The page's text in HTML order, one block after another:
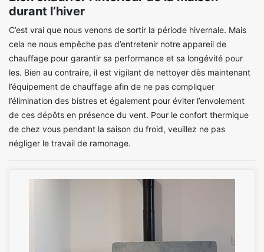
durant l’hiver
C’est vrai que nous venons de sortir la période hivernale. Mais
cela ne nous empêche pas d’entretenir notre appareil de
chauffage pour garantir sa performance et sa longévité pour
les. Bien au contraire, il est vigilant de nettoyer dès maintenant
l’équipement de chauffage afin de ne pas compliquer
l’élimination des bistres et également pour éviter l’envolement
de ces dépôts en présence du vent. Pour le confort thermique
de chez vous pendant la saison du froid, veuillez ne pas
négliger le travail de ramonage.